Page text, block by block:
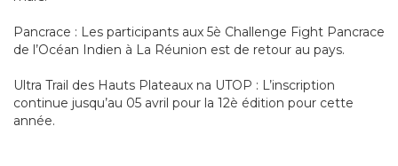
Pancrace : Les participants aux 5è Challenge Fight Pancrace
de l’Océan Indien à La Réunion est de retour au pays.
Ultra Trail des Hauts Plateaux na UTOP : L’inscription
continue jusqu’au 05 avril pour la 12è édition pour cette
année.